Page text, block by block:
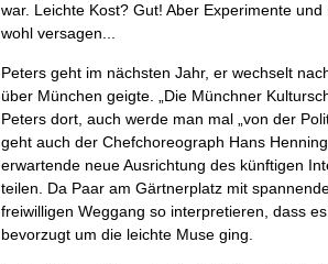
war. Leichte Kost? Gut! Aber Experimente
wohl versagen...
Peters geht im nächsten Jahr, er wechselt
über München geigte. „Die Münchner
Peters dort, auch werde man mal „von der
geht auch der Chefchoreograph Hans
erwartende neue Ausrichtung des künftigen
teilen. Da Paar am Gärtnerplatz mit
freiwilligen Weggang so interpretieren, dass
bevorzugt um die leichte Muse ging.